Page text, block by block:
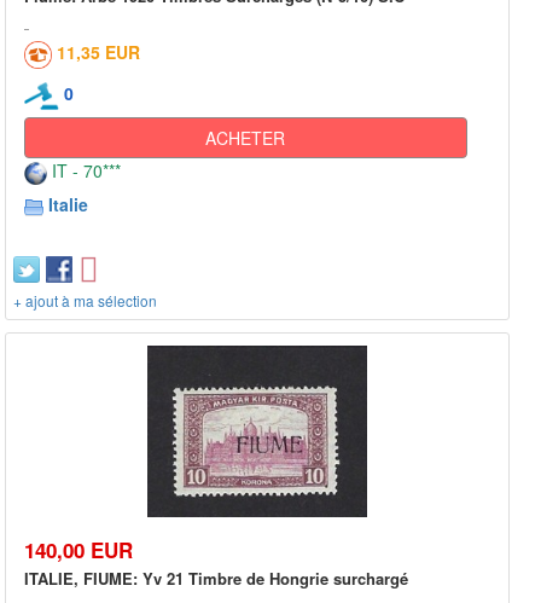
11,35 EUR
0
ACHETER
IT - 70***
Italie
+ ajout à ma sélection
140,00 EUR
ITALIE, FIUME: Yv 21 Timbre de Hongrie surchargé